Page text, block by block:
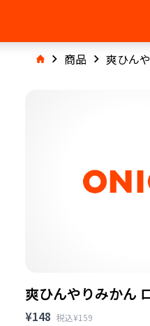
商品 爽ひん
爽ひんやりみかん
¥148 税込¥159